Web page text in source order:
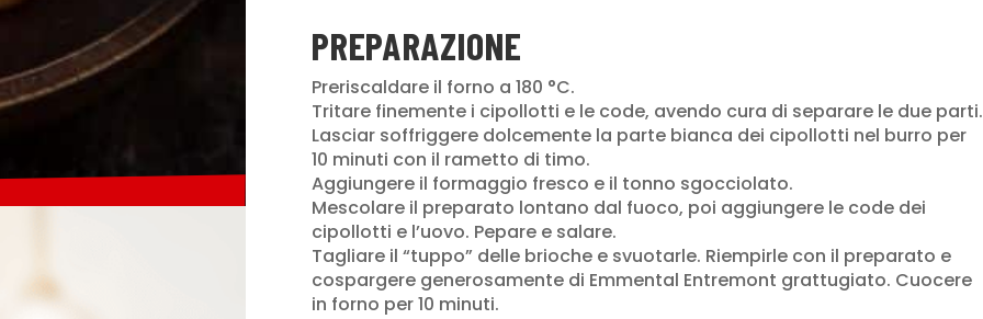
PREPARAZIONE
Preriscaldare il forno a 180 °C.
Tritare finemente i cipollotti e le code, avendo cura di separare le due parti.
Lasciar soffriggere dolcemente la parte bianca dei cipollotti nel burro per
10 minuti con il rametto di timo.
Aggiungere il formaggio fresco e il tonno sgocciolato.
Mescolare il preparato lontano dal fuoco, poi aggiungere le code dei
cipollotti e l’uovo. Pepare e salare.
Tagliare il “tuppo” delle brioche e svuotarle. Riempirle con il preparato e
cospargere generosamente di Emmental Entremont grattugiato. Cuocere
in forno per 10 minuti.